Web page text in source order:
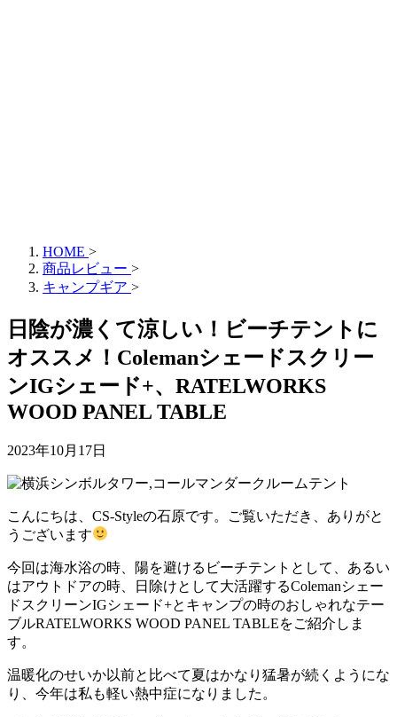
HOME >
商品レビュー >
キャンプギア >
日陰が濃くて涼しい！ビーチテントに
オススメ！Colemanシェードスクリー
ンIGシェード+、RATELWORKS
WOOD PANEL TABLE
2023年10月17日
こんにちは、CS-Styleの石原です。ご覧いただき、ありがと
うございます
今回は海水浴の時、陽を避けるビーチテントとして、あるい
はアウトドアの時、日除けとして大活躍するColemanシェー
ドスクリーンIGシェード+とキャンプの時のおしゃれなテー
ブルRATELWORKS WOOD PANEL TABLEをご紹介しま
す。
温暖化のせいか以前と比べて夏はかなり猛暑が続くようにな
り、今年は私も軽い熱中症になりました。